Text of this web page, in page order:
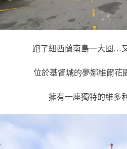
跑了紐西蘭南島一大圈…
位於基督城的夢娜維爾花
擁有一座獨特的維多